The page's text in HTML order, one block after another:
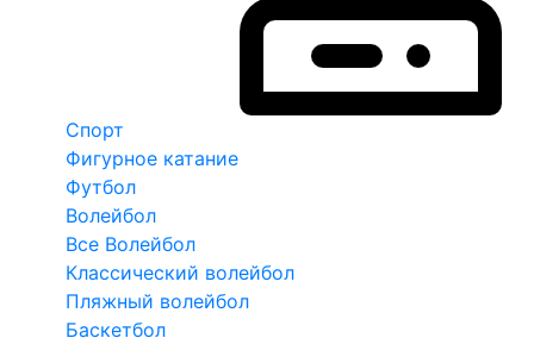
Спорт
Фигурное катание
Футбол
Волейбол
Все Волейбол
Классический волейбол
Пляжный волейбол
Баскетбол